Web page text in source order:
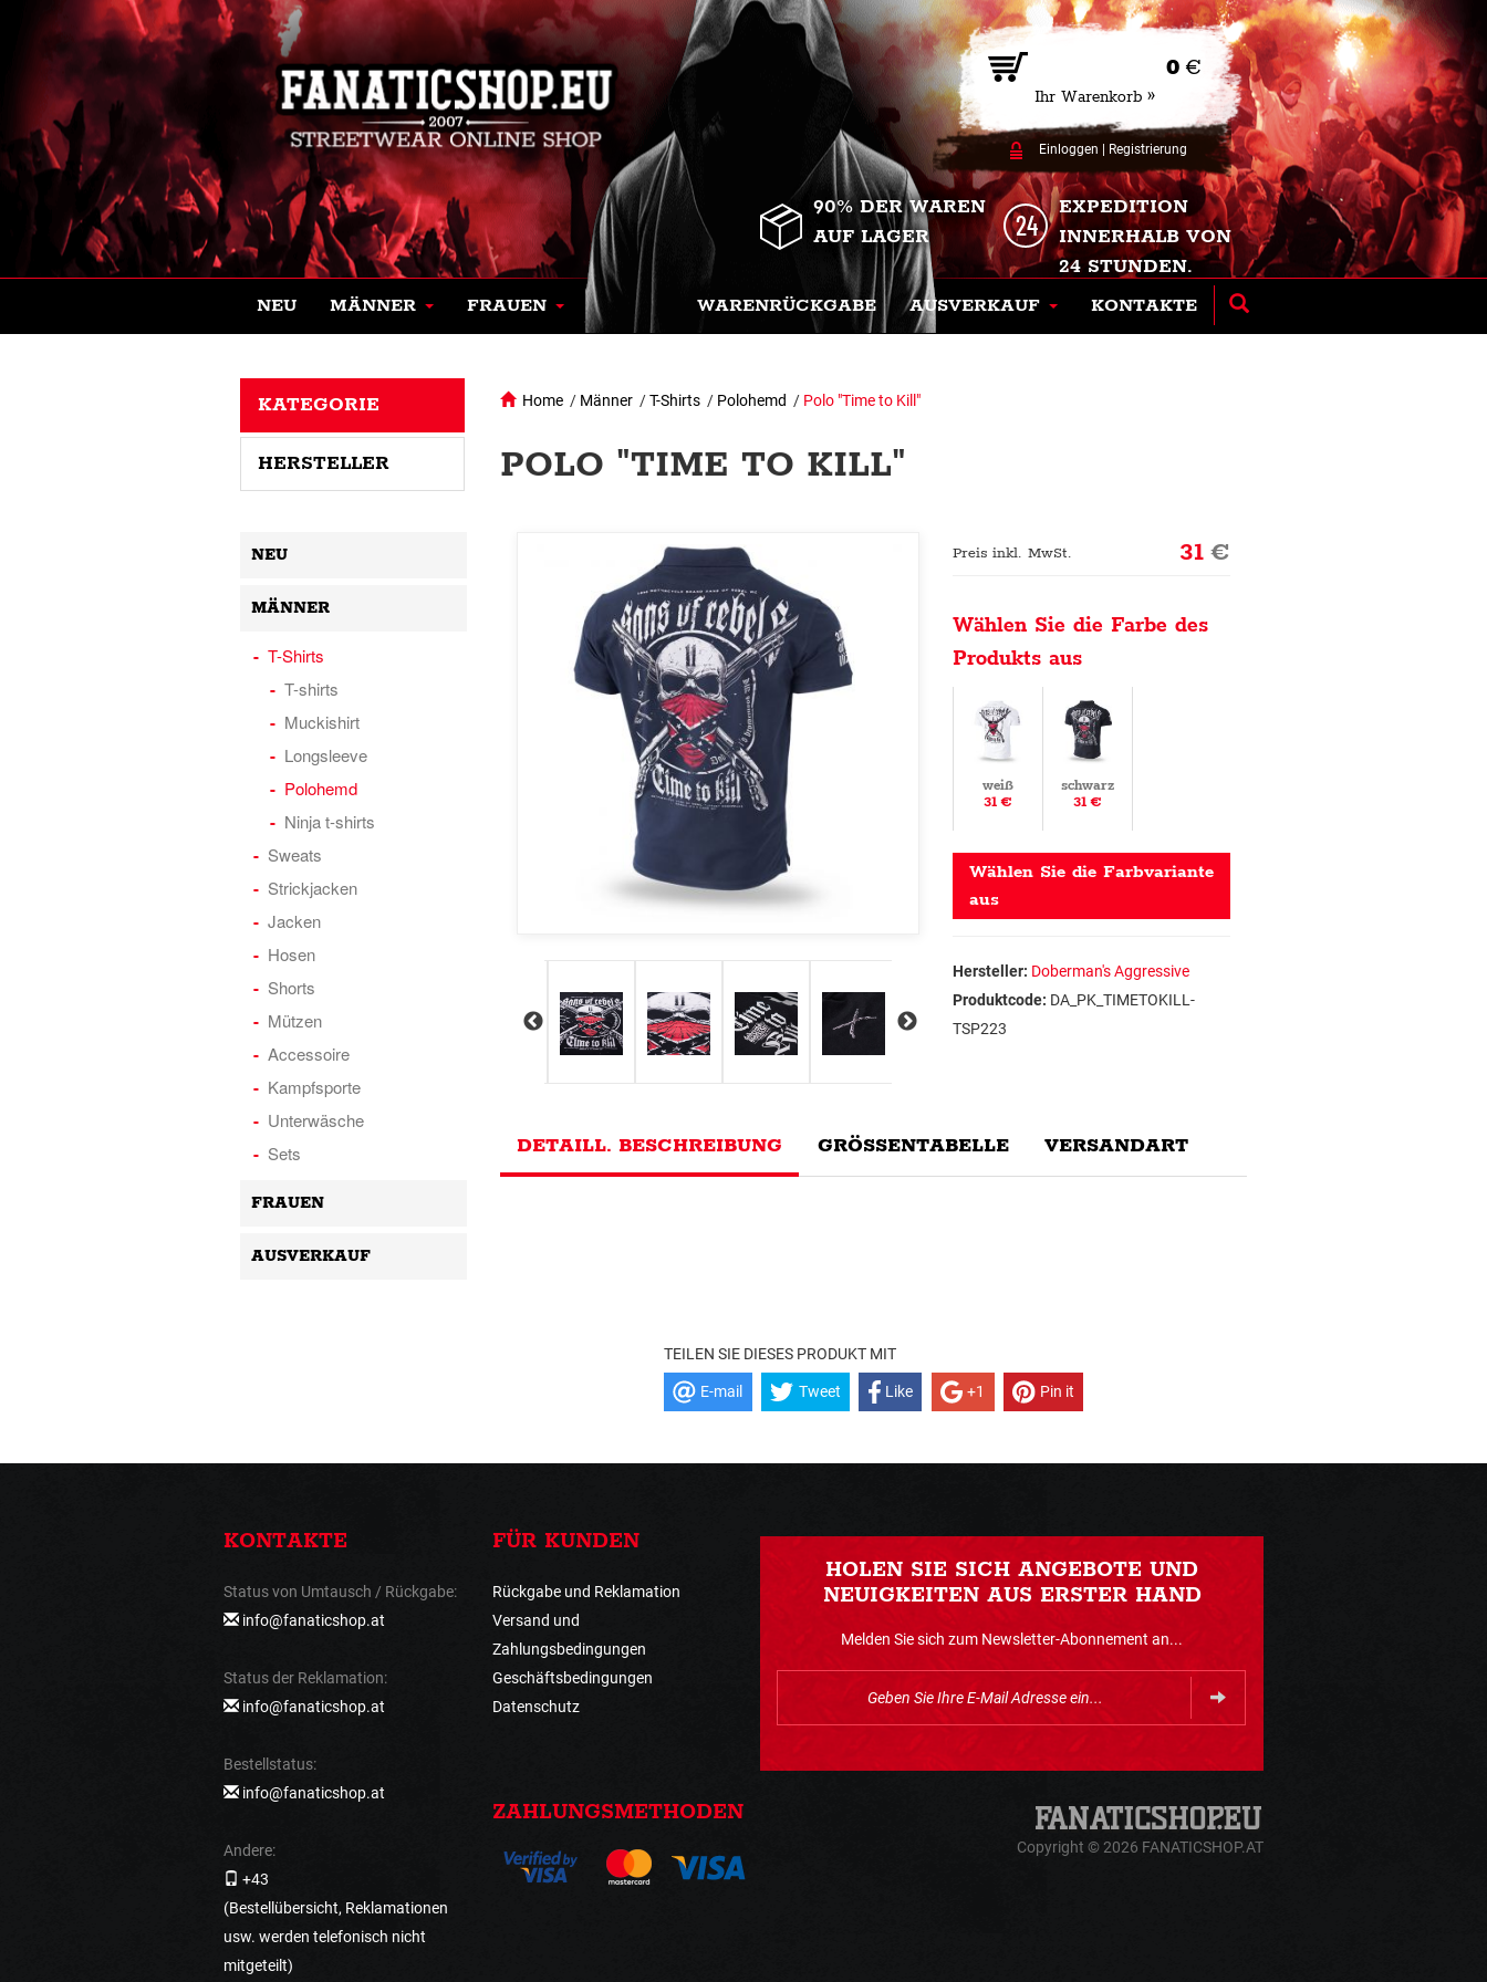
0 €
Ihr Warenkorb »
Einloggen Registrierung
90% DER WAREN
AUF LAGER
EXPEDITION
INNERHALB VON
24 STUNDEN.
NEU MÄNNER FRAUEN WARENRÜCKGABE AUSVERKAUF KONTAKTE
Home / Männer /T-Shirts / Polohemd / Polo "Time to Kill"
POLO "TIME TO KILL"
Preis inkl. MwSt. 31€
Wählen Sie die Farbe des
Produkts aus
weiß
31 €
schwarz
31 €
Wählen Sie die Farbvariante
aus
Hersteller: Doberman's Aggressive
Produktcode: DA_PK_TIMETOKILL-
TSP223
DETAILL. BESCHREIBUNG GRÖSSENTABELLE VERSANDART
TEILEN SIE DIESES PRODUKT MIT
E-mail Tweet Like +1 Pin it
KATEGORIE
HERSTELLER
NEU
MÄNNER
T-Shirts
T-shirts
Muckishirt
Longsleeve
Polohemd
Ninja t-shirts
Sweats
Strickjacken
Jacken
Hosen
Shorts
Mützen
Accessoire
Kampfsporte
Unterwäsche
Sets
FRAUEN
AUSVERKAUF
KONTAKTE
Status von Umtausch / Rückgabe:
info@fanaticshop.at
Status der Reklamation:
info@fanaticshop.at
Bestellstatus:
info@fanaticshop.at
Andere:
+43
(Bestellübersicht, Reklamationen
usw. werden telefonisch nicht
mitgeteilt)
FÜR KUNDEN
Rückgabe und Reklamation
Versand und
Zahlungsbedingungen
Geschäftsbedingungen
Datenschutz
ZAHLUNGSMETHODEN
HOLEN SIE SICH ANGEBOTE UND
NEUIGKEITEN AUS ERSTER HAND
Melden Sie sich zum Newsletter-Abonnement an...
Copyright © 2026 FANATICSHOP.AT